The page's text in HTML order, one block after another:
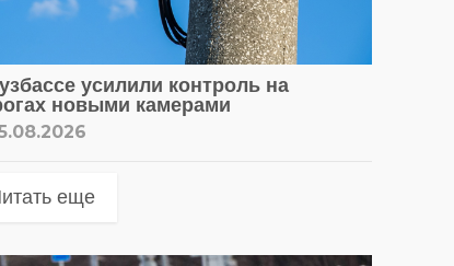
усилили контроль на
новыми камерами
еще